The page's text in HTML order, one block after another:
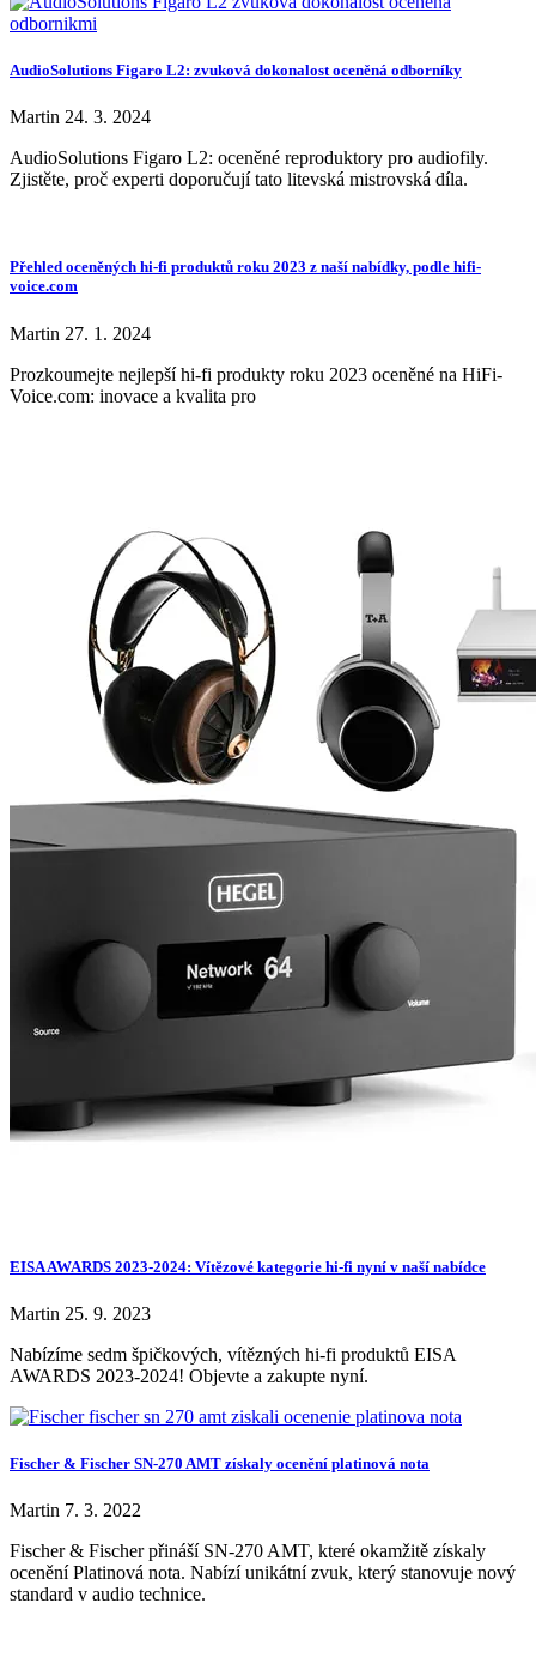
AudioSolutions Figaro L2: zvuková dokonalost oceněná odborníky
Martin 24. 3. 2024
AudioSolutions Figaro L2: oceněné reproduktory pro audiofily.
Zjistěte, proč experti doporučují tato litevská mistrovská díla.
Přehled oceněných hi-fi produktů roku 2023 z naší nabídky, podle hifi-
voice.com
Martin 27. 1. 2024
Prozkoumejte nejlepší hi-fi produkty roku 2023 oceněné na HiFi-
Voice.com: inovace a kvalita pro
EISA AWARDS 2023-2024: Vítězové kategorie hi-fi nyní v naší nabídce
Martin 25. 9. 2023
Nabízíme sedm špičkových, vítězných hi-fi produktů EISA
AWARDS 2023-2024! Objevte a zakupte nyní.
Fischer & Fischer SN-270 AMT získaly ocenění platinová nota
Martin 7. 3. 2022
Fischer & Fischer přináší SN-270 AMT, které okamžitě získaly
ocenění Platinová nota. Nabízí unikátní zvuk, který stanovuje nový
standard v audio technice.